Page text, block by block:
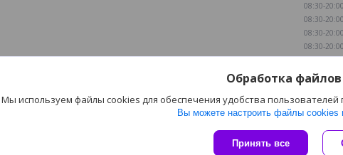
08:30-20:00
08:30-20:00
08:30-20:00
08:30-20:00
08:30-
08:30-20:00
Сайт создан на
Обработка
Мы используем файлы cookies для обеспечения удобства
Вы можете настроить файлы cookies
Принять все